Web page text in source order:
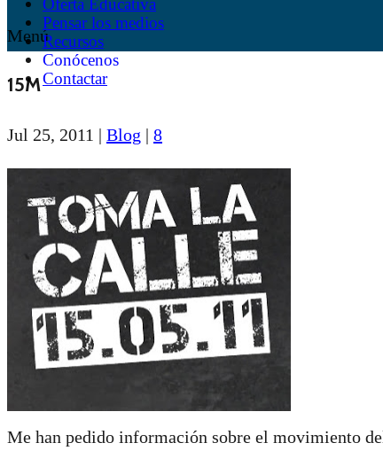
Pensar los medios
Recursos
Conócenos
Contactar
Menú
15M
Jul 25, 2011 | Blog | 8
Me han pedido información sobre el movimiento